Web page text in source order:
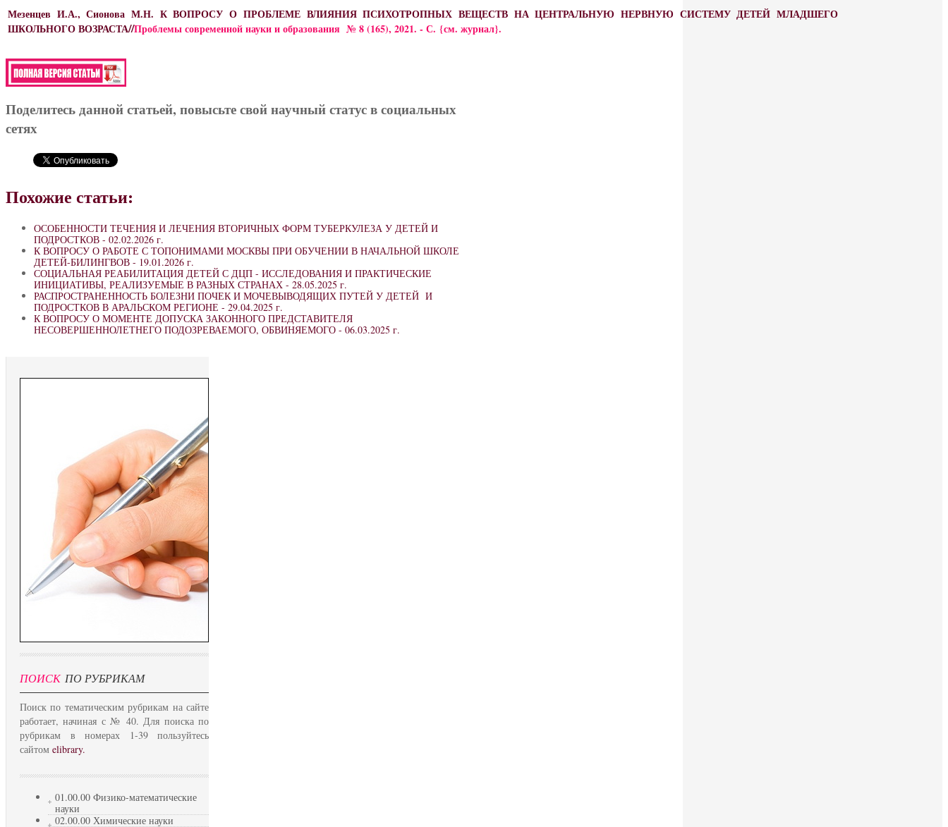
Мезенцев И.А., Сионова М.Н. К ВОПРОСУ О ПРОБЛЕМЕ ВЛИЯНИЯ ПСИХОТРОПНЫХ ВЕЩЕСТВ НА ЦЕНТРАЛЬНУЮ НЕРВНУЮ СИСТЕМУ ДЕТЕЙ МЛАДШЕГО
ШКОЛЬНОГО ВОЗРАСТА//Проблемы современной науки и образования № 8 (165), 2021. - С. {см. журнал}.
Поделитесь данной статьей, повысьте свой научный статус в социальных
сетях
Похожие статьи:
ОСОБЕННОСТИ ТЕЧЕНИЯ И ЛЕЧЕНИЯ ВТОРИЧНЫХ ФОРМ ТУБЕРКУЛЕЗА У ДЕТЕЙ И
ПОДРОСТКОВ - 02.02.2026 г.
К ВОПРОСУ О РАБОТЕ С ТОПОНИМАМИ МОСКВЫ ПРИ ОБУЧЕНИИ В НАЧАЛЬНОЙ ШКОЛЕ
ДЕТЕЙ-БИЛИНГВОВ - 19.01.2026 г.
СОЦИАЛЬНАЯ РЕАБИЛИТАЦИЯ ДЕТЕЙ С ДЦП - ИССЛЕДОВАНИЯ И ПРАКТИЧЕСКИЕ
ИНИЦИАТИВЫ, РЕАЛИЗУЕМЫЕ В РАЗНЫХ СТРАНАХ - 28.05.2025 г.
РАСПРОСТРАНЕННОСТЬ БОЛЕЗНИ ПОЧЕК И МОЧЕВЫВОДЯЩИХ ПУТЕЙ У ДЕТЕЙ И
ПОДРОСТКОВ В АРАЛЬСКОМ РЕГИОНЕ - 29.04.2025 г.
К ВОПРОСУ О МОМЕНТЕ ДОПУСКА ЗАКОННОГО ПРЕДСТАВИТЕЛЯ
НЕСОВЕРШЕННОЛЕТНЕГО ПОДОЗРЕВАЕМОГО, ОБВИНЯЕМОГО - 06.03.2025 г.
ПОИСК ПО РУБРИКАМ
Поиск по тематическим рубрикам на сайте
работает, начиная с № 40. Для поиска по
рубрикам в номерах 1-39 пользуйтесь
сайтом elibrary.
01.00.00 Физико-математические
науки
02.00.00 Химические науки